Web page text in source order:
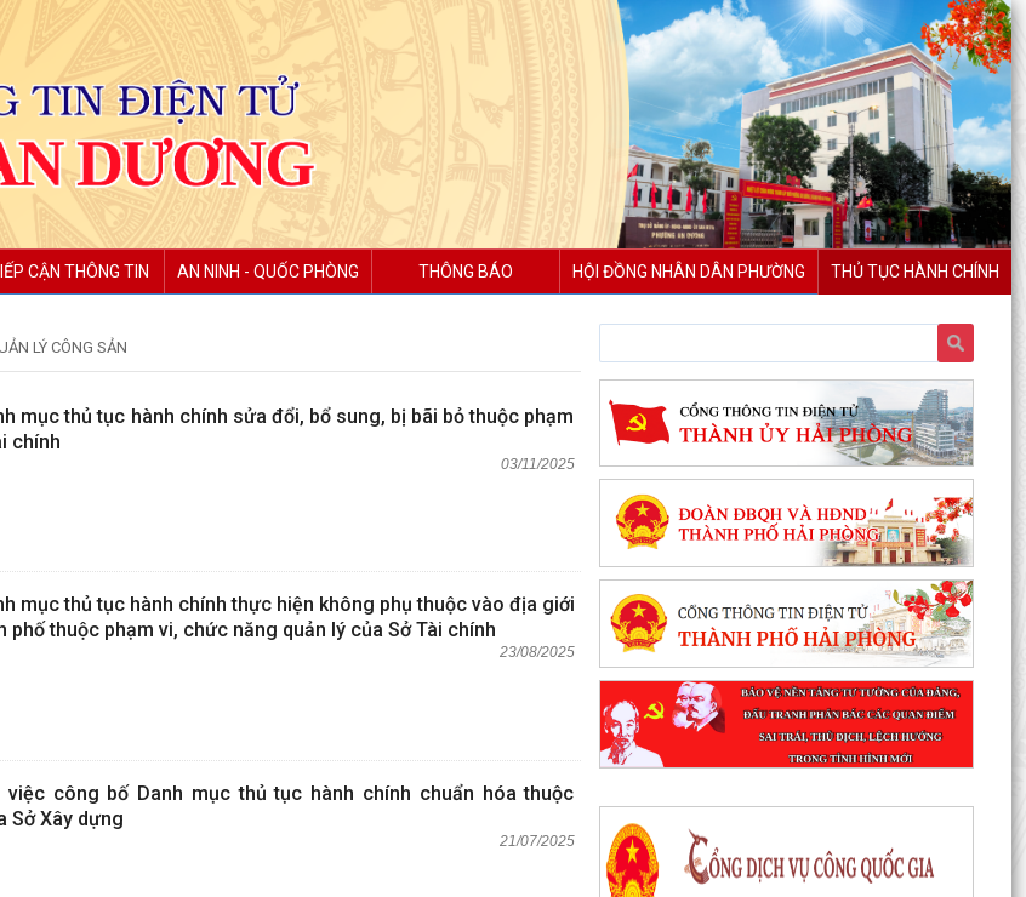
CẬN THÔNG TIN AN NINH - QUỐC PHÒNG THÔNG BÁO HỘI ĐỒNG NHÂN DÂN PHƯỜNG THỦ TỤC HÀNH CHÍNH
LÝ CÔNG SẢN
mục thủ tục hành chính sửa đổi, bổ sung, bị bãi bỏ thuộc phạm
chính
03/11/2025
mục thủ tục hành chính thực hiện không phụ thuộc vào địa giới
phố thuộc phạm vi, chức năng quản lý của Sở Tài chính
23/08/2025
việc công bố Danh mục thủ tục hành chính chuẩn hóa thuộc
Sở Xây dựng
21/07/2025